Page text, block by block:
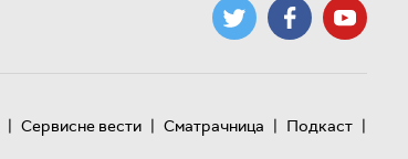
| Сервисне вести | Сматрачница | Подкаст |